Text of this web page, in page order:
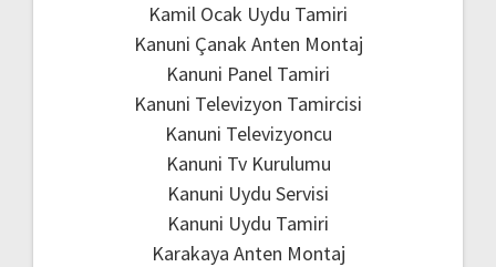
Kamil Ocak Uydu Tamiri
Kanuni Çanak Anten Montaj
Kanuni Panel Tamiri
Kanuni Televizyon Tamircisi
Kanuni Televizyoncu
Kanuni Tv Kurulumu
Kanuni Uydu Servisi
Kanuni Uydu Tamiri
Karakaya Anten Montaj